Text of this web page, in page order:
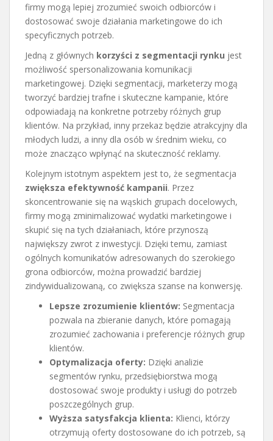
firmy mogą lepiej zrozumieć swoich odbiorców i
dostosować swoje działania marketingowe do ich
specyficznych potrzeb.
Jedną z głównych korzyści z segmentacji rynku jest
możliwość spersonalizowania komunikacji
marketingowej. Dzięki segmentacji, marketerzy mogą
tworzyć bardziej trafne i skuteczne kampanie, które
odpowiadają na konkretne potrzeby różnych grup
klientów. Na przykład, inny przekaz będzie atrakcyjny dla
młodych ludzi, a inny dla osób w średnim wieku, co
może znacząco wpłynąć na skuteczność reklamy.
Kolejnym istotnym aspektem jest to, że segmentacja
zwiększa efektywność kampanii. Przez
skoncentrowanie się na wąskich grupach docelowych,
firmy mogą zminimalizować wydatki marketingowe i
skupić się na tych działaniach, które przynoszą
największy zwrot z inwestycji. Dzięki temu, zamiast
ogólnych komunikatów adresowanych do szerokiego
grona odbiorców, można prowadzić bardziej
zindywidualizowaną, co zwiększa szanse na konwersję.
Lepsze zrozumienie klientów: Segmentacja
pozwala na zbieranie danych, które pomagają
zrozumieć zachowania i preferencje różnych grup
klientów.
Optymalizacja oferty: Dzięki analizie
segmentów rynku, przedsiębiorstwa mogą
dostosować swoje produkty i usługi do potrzeb
poszczególnych grup.
Wyższa satysfakcja klienta: Klienci, którzy
otrzymują oferty dostosowane do ich potrzeb, są